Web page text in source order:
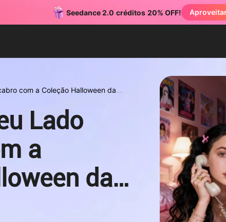
com a Coleção Halloween da
Lado
a
da
Seedance 2.0 créditos 20% OFF!